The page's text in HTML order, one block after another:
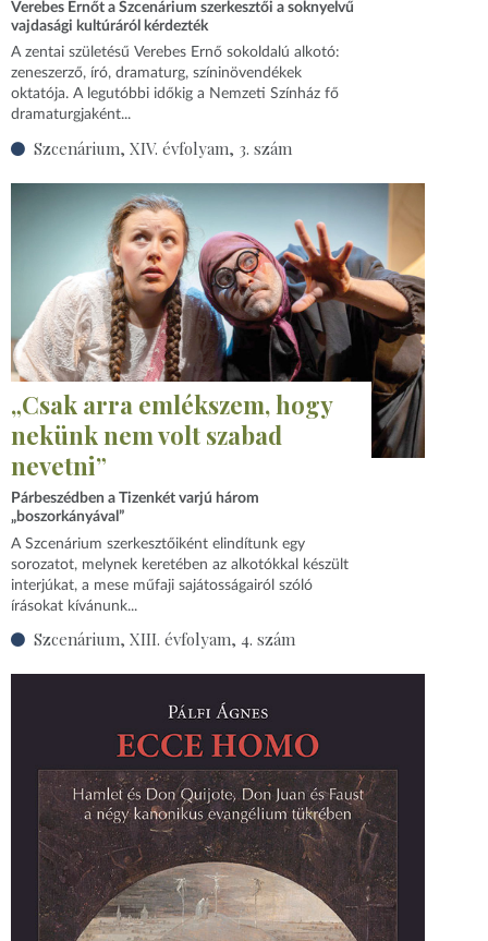
Verebes Ernőt a Szcenárium szerkesztői a soknyelvű
vajdasági kultúráról kérdezték
A zentai születésű Verebes Ernő sokoldalú alkotó:
zeneszerző, író, dramaturg, színinövendékek
oktatója. A legutóbbi időkig a Nemzeti Színház fő
dramaturgjaként...
Szcenárium, XIV. évfolyam, 3. szám
„Csak arra emlékszem, hogy
nekünk nem volt szabad
nevetni”
Párbeszédben a Tizenkét varjú három
„boszorkányával”
A Szcenárium szerkesztőiként elindítunk egy
sorozatot, melynek keretében az alkotókkal készült
interjúkat, a mese műfaji sajátosságairól szóló
írásokat kívánunk...
Szcenárium, XIII. évfolyam, 4. szám